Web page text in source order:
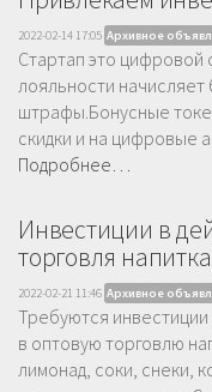
2022-02-14 17:05 Архивное
Стартап это цифровой
лояльности
штрафы.Бонусные
скидки и на цифровые
Подробнее…
Инвестиции в
торговля
2022-02-21 11:46 Архивное
Требуются
в оптовую торговлю
лимонад, соки, снеки,